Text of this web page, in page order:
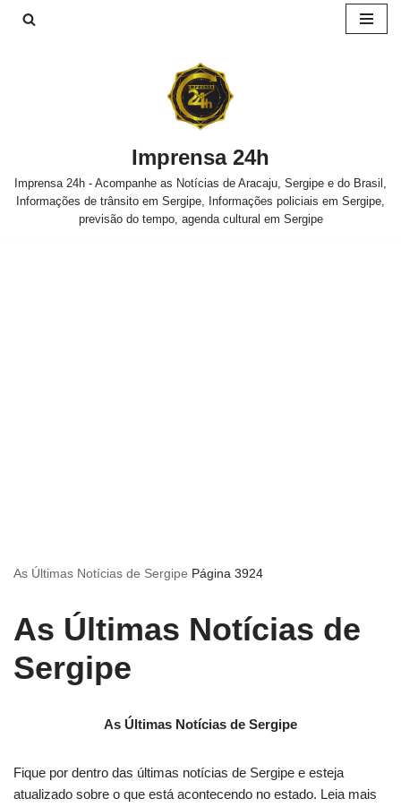
Imprensa 24h
Imprensa 24h - Acompanhe as Notícias de Aracaju, Sergipe e do Brasil,
Informações de trânsito em Sergipe, Informações policiais em Sergipe,
previsão do tempo, agenda cultural em Sergipe
As Últimas Notícias de Sergipe Página 3924
As Últimas Notícias de
Sergipe
As Últimas Notícias de Sergipe
Fique por dentro das últimas notícias de Sergipe e esteja
atualizado sobre o que está acontecendo no estado. Leia mais